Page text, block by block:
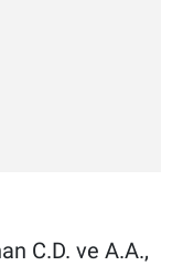
C.D. ve A.A.,